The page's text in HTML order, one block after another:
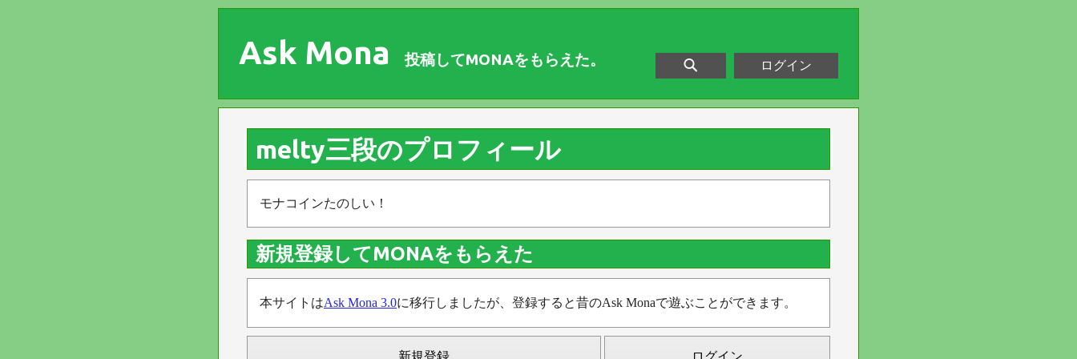
Ask Mona 投稿してMONAをもらえた。 ログイン
melty三段のプロフィール
モナコインたのしい！
新規登録してMONAをもらえた
本サイトはAsk Mona 3.0に移行しましたが、登録すると昔のAsk Monaで遊ぶことができます。
新規登録 ログイン